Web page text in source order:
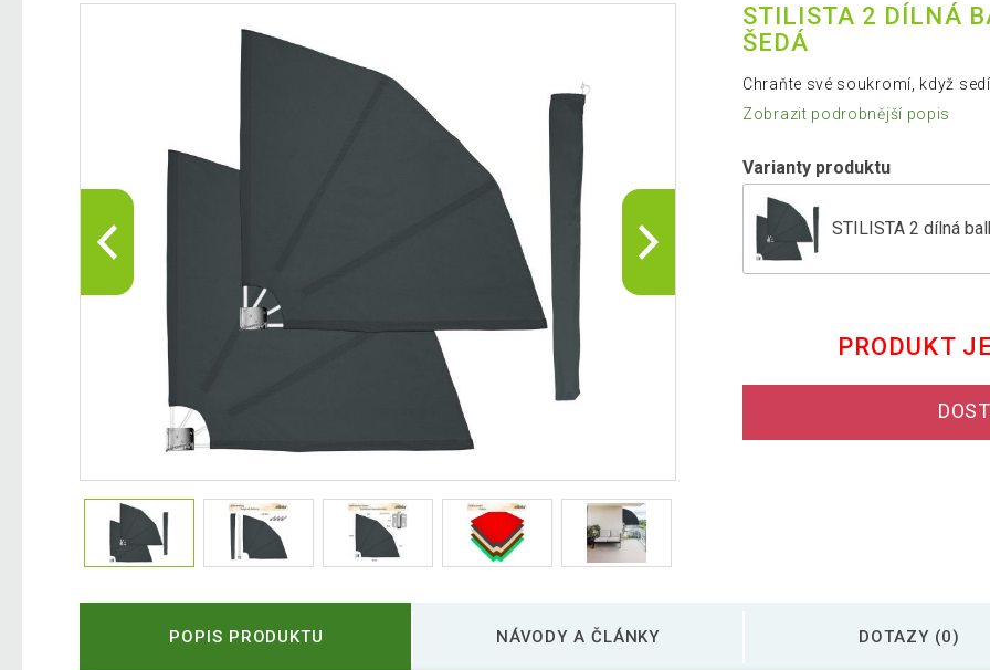
STILISTA 2 DÍLNÁ
ŠEDÁ
Chraňte své soukromí, když
Zobrazit podrobnější popis
Varianty produktu
STILISTA 2 dílná
STILISTA 2 dílná
PRODUKT
POPIS PRODUKTU NÁVODY A ČLÁNKY DOTAZY (0)